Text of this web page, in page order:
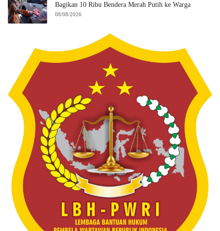
Bagikan 10 Ribu Bendera Merah Putih ke Warga
08/08/2026